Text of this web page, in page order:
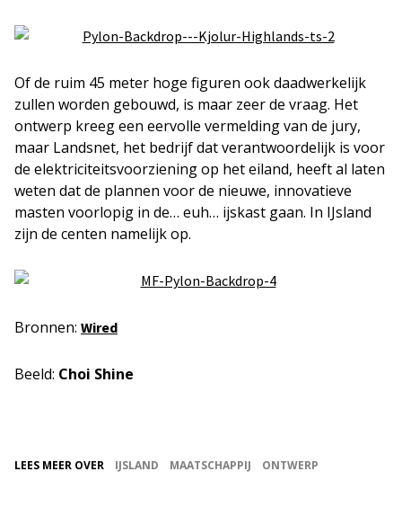
Of de ruim 45 meter hoge figuren ook daadwerkelijk
zullen worden gebouwd, is maar zeer de vraag. Het
ontwerp kreeg een eervolle vermelding van de jury,
maar Landsnet, het bedrijf dat verantwoordelijk is voor
de elektriciteitsvoorziening op het eiland, heeft al laten
weten dat de plannen voor de nieuwe, innovatieve
masten voorlopig in de… euh… ijskast gaan. In IJsland
zijn de centen namelijk op.
Bronnen: Wired
Beeld: Choi Shine
LEES MEER OVER IJSLAND MAATSCHAPPIJ ONTWERP